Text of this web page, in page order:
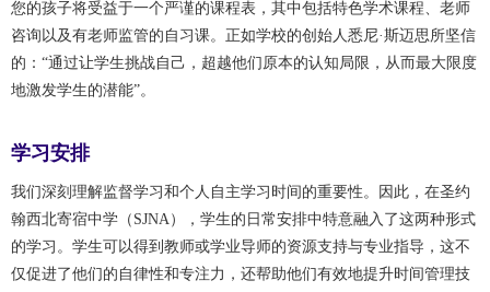
您的孩子将受益于一个严谨的课程表，其中包括特色学术课程、老师
咨询以及有老师监管的自习课。正如学校的创始人悉尼·斯迈思所坚信
的：“通过让学生挑战自己，超越他们原本的认知局限，从而最大限度
地激发学生的潜能”。
学习安排
我们深刻理解监督学习和个人自主学习时间的重要性。因此，在圣约
翰西北寄宿中学（SJNA），学生的日常安排中特意融入了这两种形式
的学习。学生可以得到教师或学业导师的资源支持与专业指导，这不
仅促进了他们的自律性和专注力，还帮助他们有效地提升时间管理技